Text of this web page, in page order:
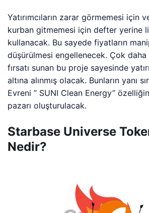
Yatırımcıların zarar görmemesi için
kurban gitmemesi için defter yerine
kullanacak. Bu sayede fiyatların
düşürülmesi engellenecek. Çok daha
fırsatı sunan bu proje sayesinde
altına alınmış olacak. Bunların yanı
Evreni ” SUNI Clean Energy”
pazarı oluşturulacak.
Starbase Universe
Nedir?